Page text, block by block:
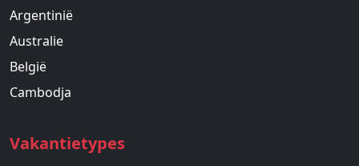
Argentinië
Australie
België
Cambodja
Vakantietypes